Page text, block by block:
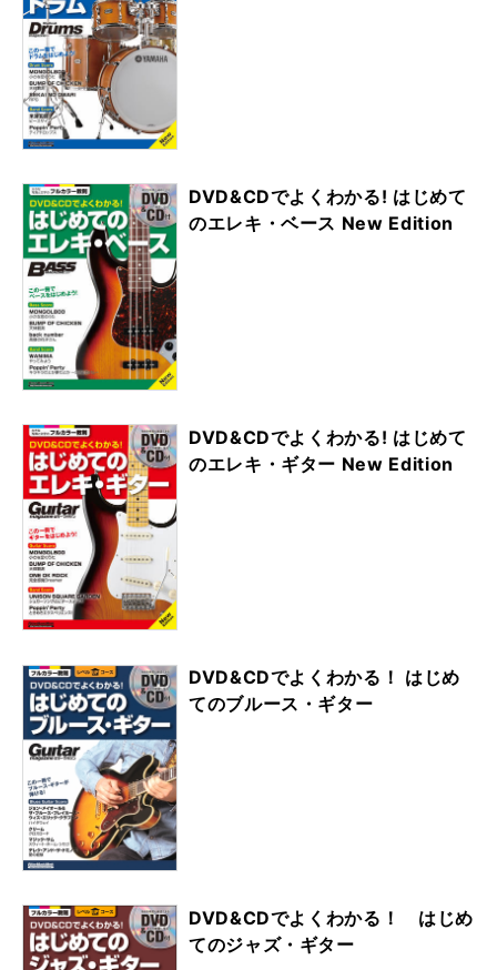
DVD&CDでよくわかる! はじめて
のエレキ・ベース New Edition
DVD&CDでよくわかる! はじめて
のエレキ・ギター New Edition
DVD&CDでよくわかる！ はじめ
てのブルース・ギター
DVD&CDでよくわかる！ はじめ
てのジャズ・ギター